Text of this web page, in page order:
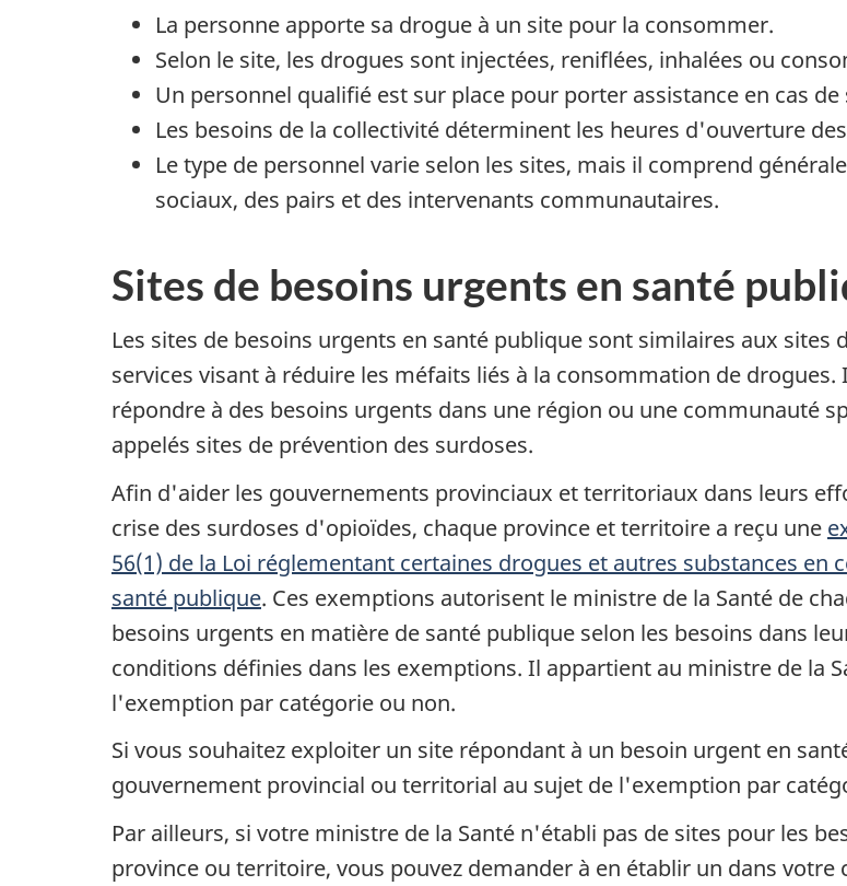
La personne apporte sa drogue à un site pour la consommer.
Selon le site, les drogues sont injectées, reniflées, inhalées ou
Un personnel qualifié est sur place pour porter assistance en cas
Les besoins de la collectivité déterminent les heures d'ouverture
Le type de personnel varie selon les sites, mais il comprend
sociaux, des pairs et des intervenants communautaires.
Sites de besoins urgents en santé
Les sites de besoins urgents en santé publique sont similaires aux
services visant à réduire les méfaits liés à la consommation de
répondre à des besoins urgents dans une région ou une communauté
appelés sites de prévention des surdoses.
Afin d'aider les gouvernements provinciaux et territoriaux dans leurs
crise des surdoses d'opioïdes, chaque province et territoire a reçu une
56(1) de la Loi réglementant certaines drogues et autres substances en
santé publique. Ces exemptions autorisent le ministre de la Santé de
besoins urgents en matière de santé publique selon les besoins dans
conditions définies dans les exemptions. Il appartient au ministre de la
l'exemption par catégorie ou non.
Si vous souhaitez exploiter un site répondant à un besoin urgent en
gouvernement provincial ou territorial au sujet de l'exemption par
Par ailleurs, si votre ministre de la Santé n'établi pas de sites pour les
province ou territoire, vous pouvez demander à en établir un dans